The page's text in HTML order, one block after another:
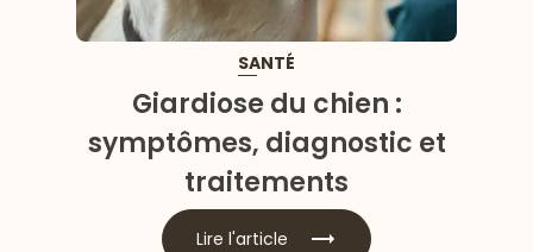
SANTÉ
Giardiose du chien :
symptômes, diagnostic et
traitements
Lire l'article